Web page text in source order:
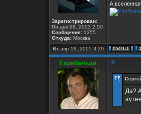
Зарегистрирован:
Пн дек 08, 2003 2:50
Сообщения: 1355
Откуда: Москва
А
Вт апр 19, 2005 3:29
Гарибальди
Да?